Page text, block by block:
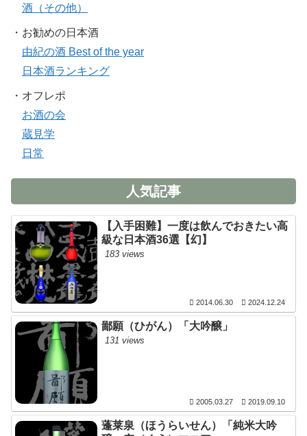
酒（その他）
・お勧めの日本酒
由紀の酒 Best of the year
日本酒ランキング
・オフレポ
お酒の会
蔵見学
日常
人気記事
【入手困難】一度は飲んでおきたい高
級な日本酒36選【幻】
183 views
2014.06.30 2024.12.24
鄙願（ひがん）「大吟醸」
131 views
2005.03.27 2019.09.10
蓬莱泉（ほうらいせん）「純米大吟